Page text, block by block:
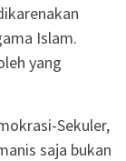
Islam.
yang
Sekuler,
saja bukan